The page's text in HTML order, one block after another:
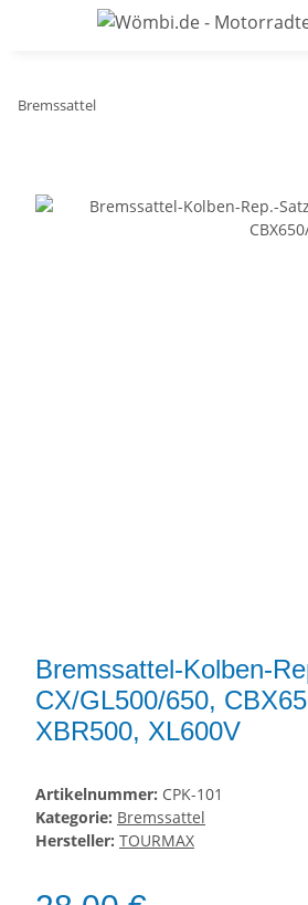
Bremssattel
Bremssattel-Kolben-
CX/GL500/650,
XBR500, XL600V
Artikelnummer: CPK-101
Kategorie: Bremssattel
Hersteller: TOURMAX